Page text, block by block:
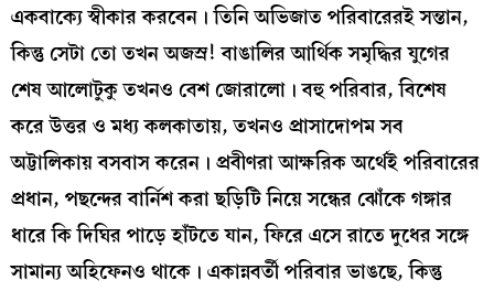
একবাক্যে স্বীকার করবেন। তিনি অভিজাত পরিবারেরই সন্তান,
কিন্তু সেটা তো তখন অজস্র! বাঙালির আর্থিক সমৃদ্ধির যুগের
শেষ আলোটুকু তখনও বেশ জোরালো। বহু পরিবার, বিশেষ
করে উত্তর ও মধ্য কলকাতায়, তখনও প্রাসাদোপম সব
অট্টালিকায় বসবাস করেন। প্রবীণরা আক্ষরিক অর্থেই পরিবারের
প্রধান, পছন্দের বার্নিশ করা ছড়িটি নিয়ে সন্ধের ঝোঁকে গঙ্গার
ধারে কি দিঘির পাড়ে হাঁটতে যান, ফিরে এসে রাতে দুধের সঙ্গে
সামান্য অহিফেনও থাকে। একান্নবর্তী পরিবার ভাঙছে, কিন্তু